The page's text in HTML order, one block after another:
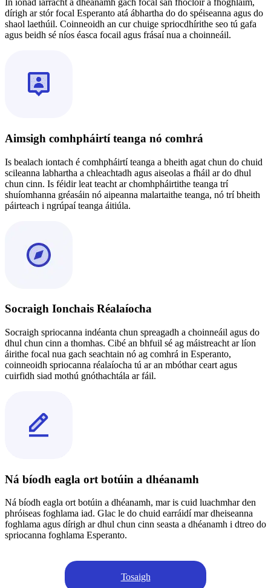
In ionad iarracht a dhéanamh gach focal san fhoclóir a fhoghlaim,
dírigh ar stór focal Esperanto atá ábhartha do do spéiseanna agus do
shaol laethúil. Coinneoidh an cur chuige spriocdhírithe seo tú gafa
agus beidh sé níos éasca focail agus frásaí nua a choinneáil.
Aimsigh comhpháirtí teanga nó comhrá
Is bealach iontach é comhpháirtí teanga a bheith agat chun do chuid
scileanna labhartha a chleachtadh agus aiseolas a fháil ar do dhul
chun cinn. Is féidir leat teacht ar chomhpháirtithe teanga trí
shuíomhanna gréasáin nó aipeanna malartaithe teanga, nó trí bheith
páirteach i ngrúpaí teanga áitiúla.
Socraigh Ionchais Réalaíocha
Socraigh spriocanna indéanta chun spreagadh a choinneáil agus do
dhul chun cinn a thomhas. Cibé an bhfuil sé ag máistreacht ar líon
áirithe focal nua gach seachtain nó ag comhrá in Esperanto,
coinneoidh spriocanna réalaíocha tú ar an mbóthar ceart agus
cuirfidh siad mothú gnóthachtála ar fáil.
Ná bíodh eagla ort botúin a dhéanamh
Ná bíodh eagla ort botúin a dhéanamh, mar is cuid luachmhar den
phróiseas foghlama iad. Glac le do chuid earráidí mar dheiseanna
foghlama agus dírigh ar dhul chun cinn seasta a dhéanamh i dtreo do
spriocanna foghlama Esperanto.
Tosaigh